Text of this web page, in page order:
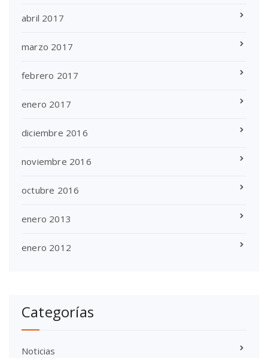
abril 2017
marzo 2017
febrero 2017
enero 2017
diciembre 2016
noviembre 2016
octubre 2016
enero 2013
enero 2012
Categorías
Noticias